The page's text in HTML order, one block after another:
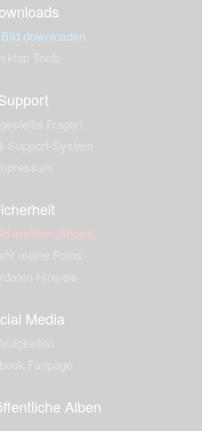
downloaden
melden (Abuse)
Media
Alben